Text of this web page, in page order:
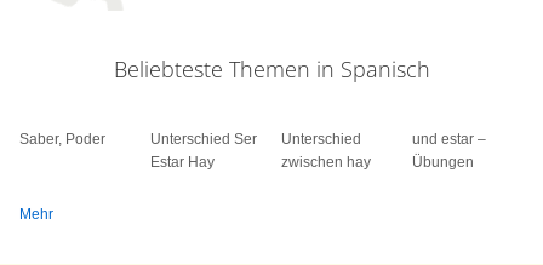
Verabschiedung gibt es mehrere Möglichkeiten.
formeller Brief ist, brauchst du auch eine formelle
Afectuosamente. Saludos. Con cariño, se
despide. Atentamente. Quedan de usted o de
Beliebteste Themen in Spanisch
Saber, Poder
Unterschied Ser
Estar Hay
Unterschied
zwischen hay
und estar –
Übungen
Mehr